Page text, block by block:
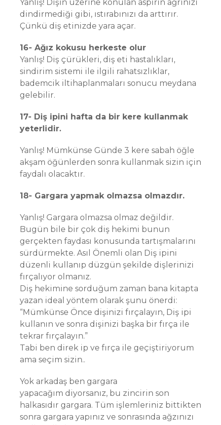
Yanlış! Dişin üzerine konulan aspirin ağrınızı
dindirmediği gibi, ıstırabınızı da arttırır.
Çünkü diş etinizde yara açar.
16- Ağız kokusu herkeste olur
Yanlış! Diş çürükleri, diş eti hastalıkları,
sindirim sistemi ile ilgili rahatsızlıklar,
bademcik iltihaplanmaları sonucu meydana
gelebilir.
17- Diş ipini hafta da bir kere kullanmak
yeterlidir.
Yanlış! Mümkünse Günde 3 kere sabah öğle
akşam öğünlerden sonra kullanmak sizin için
faydalı olacaktır.
18- Gargara yapmak olmazsa olmazdır.
Yanlış! Gargara olmazsa olmaz değildir.
Bugün bile bir çok diş hekimi bunun
gerçekten faydası konusunda tartışmalarını
sürdürmekte. Asıl Önemli olan Diş ipini
düzenli kullanıp düzgün şekilde dişlerinizi
fırçalıyor olmanız.
Diş hekimine sorduğum zaman bana kitapta
yazan ideal yöntem olarak şunu önerdi:
“Mümkünse Önce dişinizi fırçalayın, Diş ipi
kullanın ve sonra dişinizi başka bir fırça ile
tekrar fırçalayın.”
Tabi ben direk ip ve fırça ile geçiştiriyorum
ama seçim sizin..
Yok arkadaş ben gargara
yapacağım diyorsanız, bu zincirin son
halkasıdır gargara. Tüm işlemleriniz bittikten
sonra gargara yapınız ve sonrasında ağzınızı